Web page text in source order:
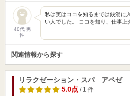
40代 男
性
私は実はココを知るまでは銭湯に
い人でした。 ココを知り、仕事
関連情報から探す
リラクゼーション・スパ アペゼ
5.0点/ 1 件